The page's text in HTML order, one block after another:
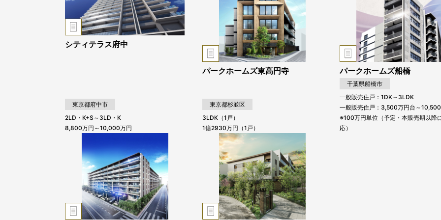
シティテラス府中
東京都府中市
2LD・K+S～3LD・K
8,800万円～10,000万円
パークホームズ東高円寺
東京都杉並区
3LDK（1戸）
1億2930万円（1戸）
パークホームズ船橋
千葉県船橋市
一般販売住戸：1DK～3LDK
一般販売住戸：3,500万円台～
※100万円単位（予定・本販売期以降
応）